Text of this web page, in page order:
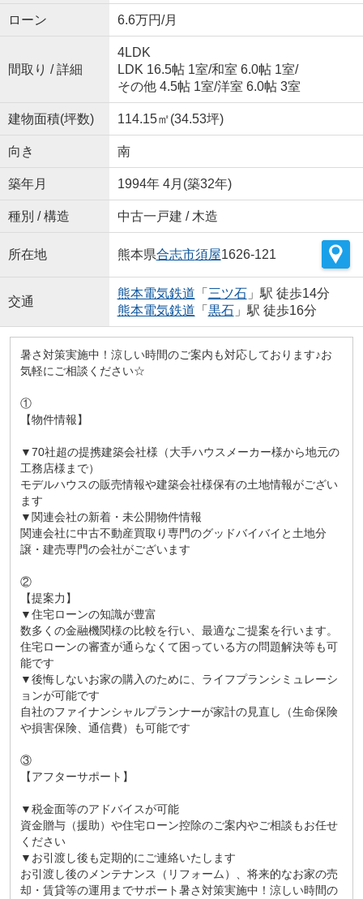
ローン 6.6万円/月
間取り / 詳細
4LDK
LDK 16.5帖 1室/和室 6.0帖 1室/
その他 4.5帖 1室/洋室 6.0帖 3室
建物面積(坪数) 114.15㎡(34.53坪)
向き 南
築年月 1994年 4月(築32年)
種別 / 構造 中古一戸建 / 木造
所在地 熊本県合志市須屋1626-121
交通
熊本電気鉄道 「 三ツ石」駅 徒歩14分
熊本電気鉄道 「 黒石」駅 徒歩16分
暑さ対策実施中！涼しい時間のご案内も対応しております♪お
気軽にご相談ください☆
①
【物件情報】
▼70社超の提携建築会社様（大手ハウスメーカー様から地元の
工務店様まで）
モデルハウスの販売情報や建築会社様保有の土地情報がござい
ます
▼関連会社の新着・未公開物件情報
関連会社に中古不動産買取り専門のグッドバイバイと土地分
譲・建売専門の会社がございます
②
【提案力】
▼住宅ローンの知識が豊富
数多くの金融機関様の比較を行い、最適なご提案を行います。
住宅ローンの審査が通らなくて困っている方の問題解決等も可
能です
▼後悔しないお家の購入のために、ライフプランシミュレーシ
ョンが可能です
自社のファイナンシャルプランナーが家計の見直し（生命保険
や損害保険、通信費）も可能です
③
【アフターサポート】
▼税金面等のアドバイスが可能
資金贈与（援助）や住宅ローン控除のご案内やご相談もお任せ
ください
▼お引渡し後も定期的にご連絡いたします
お引渡し後のメンテナンス（リフォーム）、将来的なお家の売
却・賃貸等の運用までサポート暑さ対策実施中！涼しい時間の